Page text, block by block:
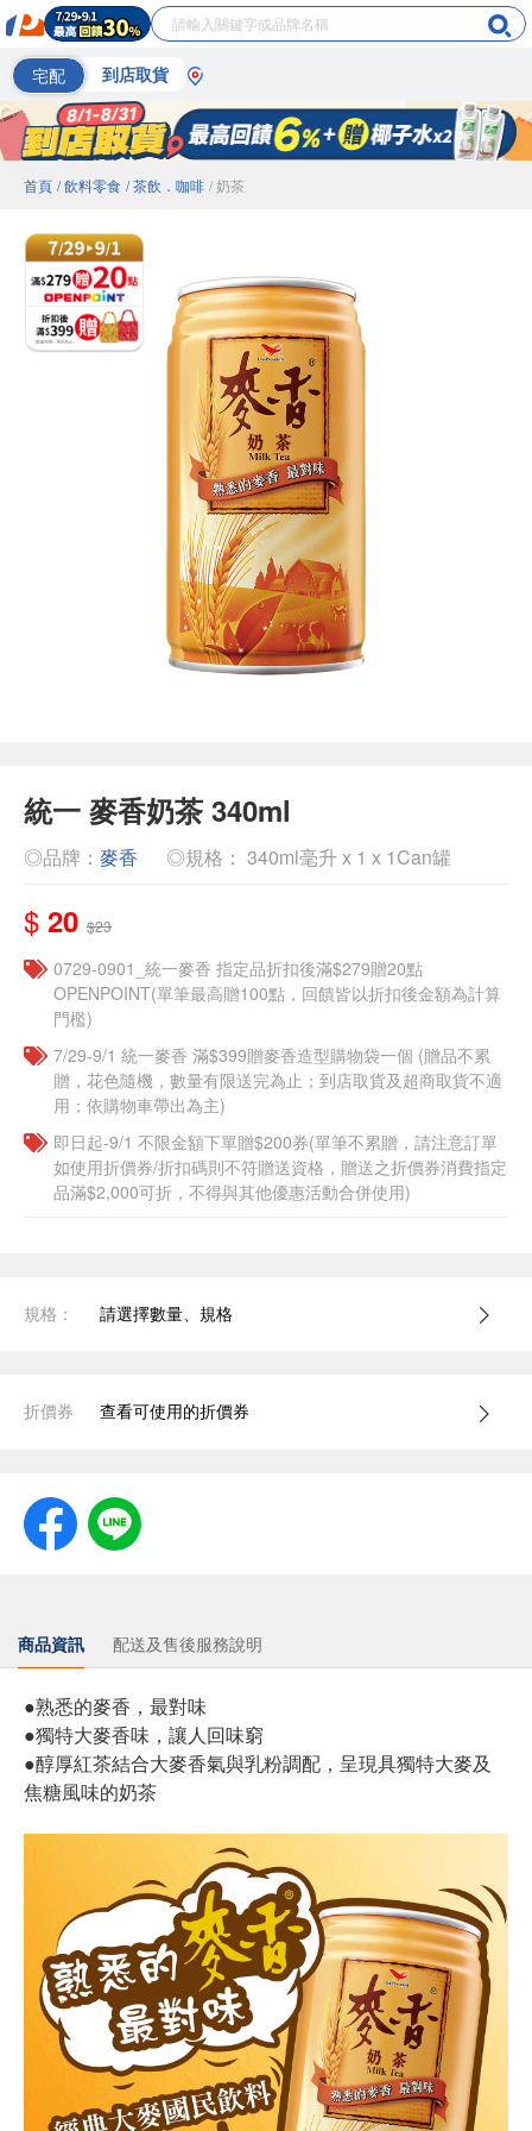
宅配 到店取貨
首頁 / 飲料零食 / 茶飲．咖啡 / 奶茶
統一 麥香奶茶 340ml
◎品牌： 麥香 ◎規格： 340ml毫升 x 1 x 1Can罐
$ 20 $23
0729-0901_統一麥香​ 指定品折扣後滿$279贈20點
OPENPOINT(單筆最高贈100點，回饋皆以折扣後金額為計算
門檻)
7/29-9/1 統一麥香​ 滿$399贈麥香造型購物袋一個​ (贈品不累
贈，花色隨機，數量有限送完為止；到店取貨及超商取貨不適
用；依購物車帶出為主)
即日起-9/1 不限金額下單贈$200券(單筆不累贈，請注意訂單
如使用折價券/折扣碼則不符贈送資格，贈送之折價券消費指定
品滿$2,000可折，不得與其他優惠活動合併使用)
規格： 請選擇數量、規格
折價券 查看可使用的折價券
商品資訊 配送及售後服務說明
●熟悉的麥香，最對味
●獨特大麥香味，讓人回味窮
●醇厚紅茶結合大麥香氣與乳粉調配，呈現具獨特大麥及
焦糖風味的奶茶